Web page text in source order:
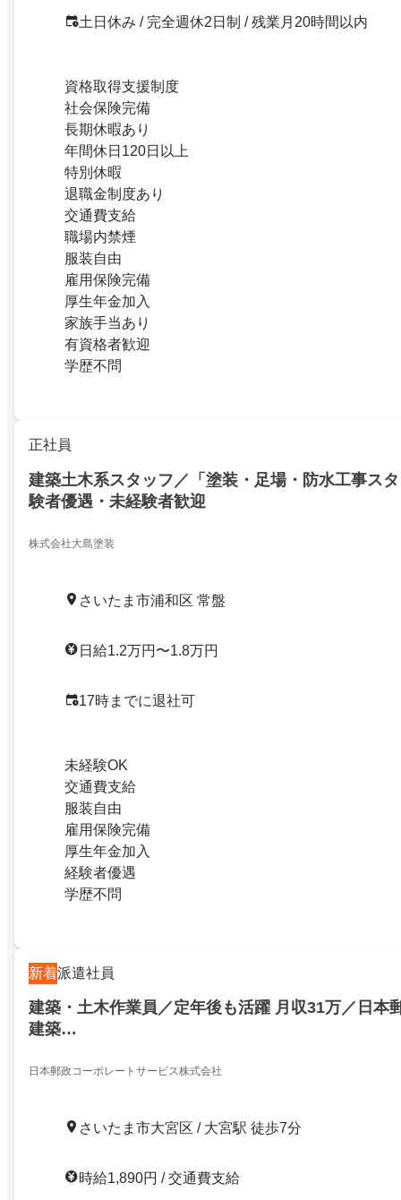
土日休み / 完全週休2日制 / 残業月20時間以内
資格取得支援制度
社会保険完備
長期休暇あり
年間休日120日以上
特別休暇
退職金制度あり
交通費支給
職場内禁煙
服装自由
雇用保険完備
厚生年金加入
家族手当あり
有資格者歓迎
学歴不問
正社員
建築土木系スタッフ／「塗装・足場・防水工事ス
験者優遇・未経験者歓迎
株式会社大島塗装
さいたま市浦和区 常盤
日給1.2万円〜1.8万円
17時までに退社可
未経験OK
交通費支給
服装自由
雇用保険完備
厚生年金加入
経験者優遇
学歴不問
新着派遣社員
建築・土木作業員／定年後も活躍 月収31万／日本
建築…
日本郵政コーポレートサービス株式会社
さいたま市大宮区 / 大宮駅 徒歩7分
時給1,890円 / 交通費支給